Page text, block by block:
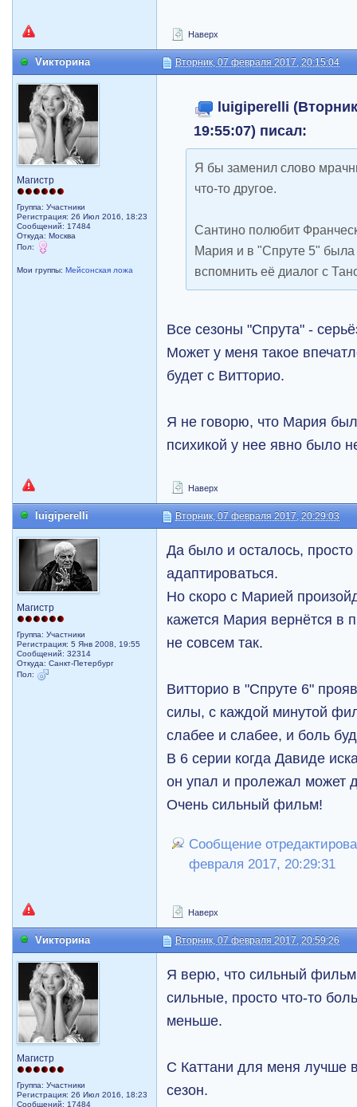
Наверх
Vикторина Вторник, 07 февраля 2017, 20:15:04
Магистр
Группа: Участники
Регистрация: 26 Июл 2016, 18:23
Сообщений: 17484
Откуда: Москва
Пол:
Мои группы:Мейсонская ложа
luigiperelli
19:55:07) писал:
Я бы заменил слово
что-то другое.
Сантино полюбит
Мария и в "Спруте 5" была
вспомнить её диалог с
Все сезоны "Спрута" -
Может у меня такое
будет с Витторио.
Я не говорю, что Мария
психикой у нее явно было
Наверх
luigiperelli Вторник, 07 февраля 2017, 20:29:03
Магистр
Группа: Участники
Регистрация: 5 Янв 2008, 19:55
Сообщений: 32314
Откуда: Санкт-Петербург
Пол:
Да было и осталось,
адаптироваться.
Но скоро с Марией
кажется Мария вернётся в
не совсем так.
Витторио в "Спруте 6"
силы, с каждой минутой
слабее и слабее, и боль
В 6 серии когда Давиде
он упал и пролежал может
Очень сильный фильм!
Сообщение
февраля 2017, 20:29:31
Наверх
Vикторина Вторник, 07 февраля 2017, 20:59:26
Магистр
Группа: Участники
Регистрация: 26 Июл 2016, 18:23
Сообщений: 17484
Я верю, что сильный
сильные, просто что-то
меньше.
С Каттани для меня лучше
сезон.